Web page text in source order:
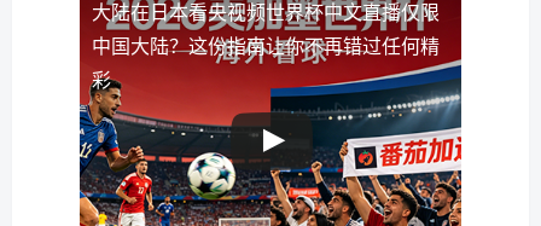
大陆在日本看央视频世界杯中文直播仅限
中国大陆？这份指南让你不再错过任何精
彩